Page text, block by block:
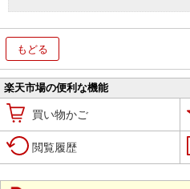
もどる
楽天市場の便利な機能
買い物かご
閲覧履歴